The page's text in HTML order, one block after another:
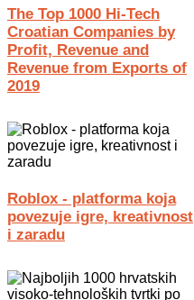
The Top 1000 Hi-Tech
Croatian Companies by
Profit, Revenue and
Revenue from Exports of
2019
Roblox - platforma koja
povezuje igre, kreativnost
i zaradu